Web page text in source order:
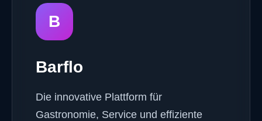
B
Barflo
Die innovative Plattform für
Gastronomie, Service und effiziente